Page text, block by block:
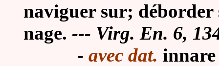
naviguer sur;
nage. --- Virg. En. 6,
- avec dat.